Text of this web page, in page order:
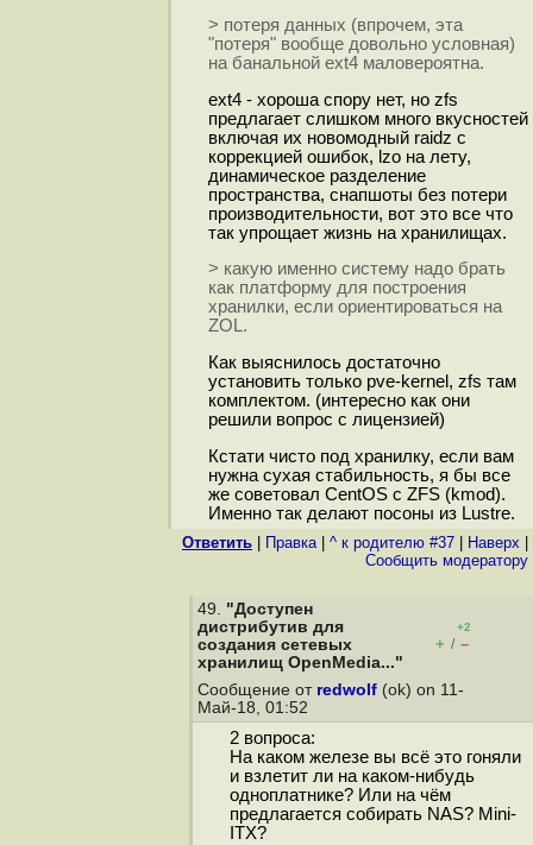
> потеря данных (впрочем, эта
"потеря" вообще довольно условная)
на банальной ext4 маловероятна.
ext4 - хороша спору нет, но zfs
предлагает слишком много вкусностей
включая их новомодный raidz с
коррекцией ошибок, lzo на лету,
динамическое разделение
пространства, снапшоты без потери
производительности, вот это все что
так упрощает жизнь на хранилищах.
> какую именно систему надо брать
как платформу для построения
хранилки, если ориентироваться на
ZOL.
Как выяснилось достаточно
установить только pve-kernel, zfs там
комплектом. (интересно как они
решили вопрос с лицензией)
Кстати чисто под хранилку, если вам
нужна сухая стабильность, я бы все
же советовал CentOS c ZFS (kmod).
Именно так делают посоны из Lustre.
Ответить Правка| ^ к родителю #37 Наверх
Cообщить модератору
49. "Доступен
дистрибутив для
создания сетевых
хранилищ OpenMedia..."
+2
+ / –
Сообщение от redwolf (ok) on 11-
Май-18, 01:52
2 вопроса:
На каком железе вы всё это гоняли
и взлетит ли на каком-нибудь
одноплатнике? Или на чём
предлагается собирать NAS? Mini-
ITX?